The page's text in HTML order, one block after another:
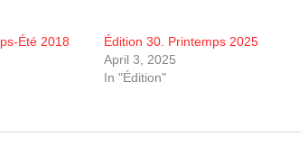
Été 2018
Édition 30. Printemps 2025
April 3, 2025
In "Édition"